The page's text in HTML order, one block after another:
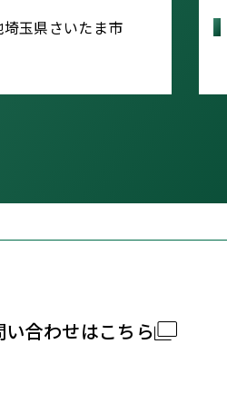
埼玉県さいたま市
い合わせはこちら